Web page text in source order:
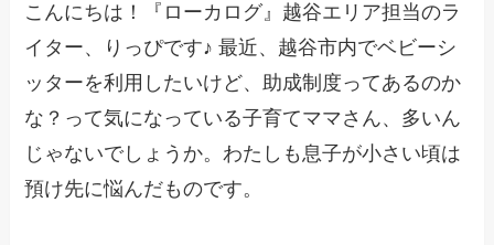
こんにちは！『ローカログ』越谷エリア担当のラ
イター、りっぴです♪ 最近、越谷市内でベビーシ
ッターを利用したいけど、助成制度ってあるのか
な？って気になっている子育てママさん、多いん
じゃないでしょうか。わたしも息子が小さい頃は
預け先に悩んだものです。